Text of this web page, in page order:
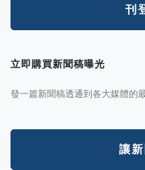
刊
立即購買新聞稿曝光
發一篇新聞稿透通到各大媒體的
讓